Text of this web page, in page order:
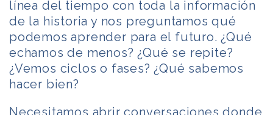
línea del tiempo con toda la información
de la historia y nos preguntamos qué
podemos aprender para el futuro. ¿Qué
echamos de menos? ¿Qué se repite?
¿Vemos ciclos o fases? ¿Qué sabemos
hacer bien?
Necesitamos abrir conversaciones donde